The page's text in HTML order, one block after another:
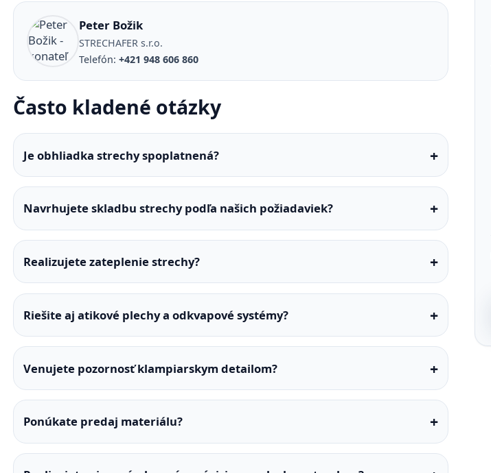
Peter Božik
STRECHAFER s.r.o.
Telefón: +421 948 606 860
Často kladené otázky
Je obhliadka strechy spoplatnená?
Navrhujete skladbu strechy podľa našich požiadaviek?
Realizujete zateplenie strechy?
Riešite aj atikové plechy a odkvapové systémy?
Venujete pozornosť klampiarskym detailom?
Ponúkate predaj materiálu?